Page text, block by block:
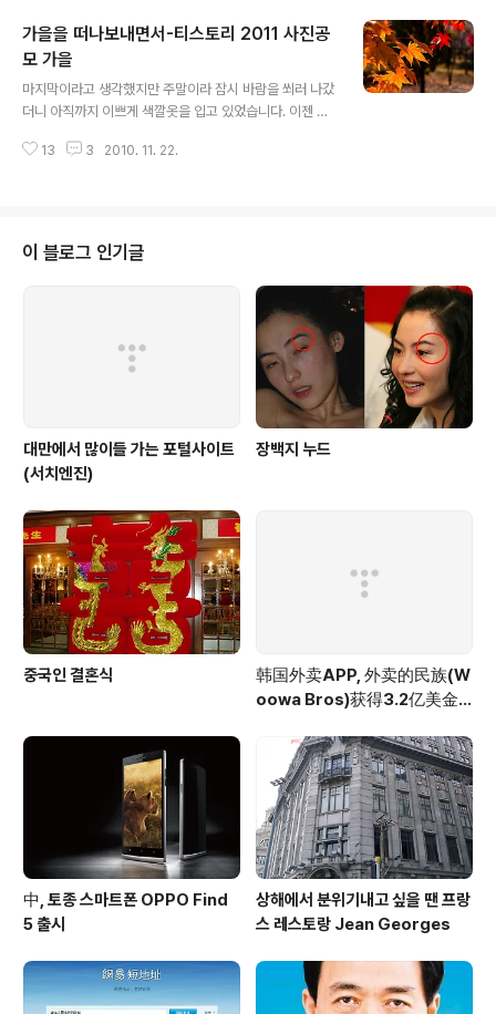
점에는 이쁘게 장식이 되어있으니 그걸로 족해..뭐 이런^^
이번 크리스마스는 화이트 크리스마스가 올까요? 크리스
마스날 눈이 내리면 좋긴 하겠지만, 내리는 그 순간은 '아
좋다' 라고 생각이 들겠지만 그 순간 좋지 그 다음날은 눈때
것 같습니다. 경남지방은 눈보기가 하늘에 별따기이니~
가을을 떠나보내면서-티스토리 2011 사진공
모 가을
마지막이라고 생각했지만 주말이라 잠시 바람을 쐬러 나갔
더니 아직까지 이쁘게 색깔옷을 입고 있었습니다. 이젠 낙
면 어느 순간 바닥으로 떨어질 걸 생각하니 아쉽기만 합니
노란 단풍잎도 있습니다. 그 사이에 있는 빠알간 단풍이 돋
보여서 한컷 담아봅니다.
13 3 2010. 11. 22.
이 블로그 인기글
대만에서 많이들 가는 포털사이트
(서치엔진)
장백지 누드
중국인 결혼식
韩国外卖APP, 外卖的民族(W
oowa Bros)获得3.2亿美金
中, 토종 스마트폰 OPPO Find
5 출시
상해에서 분위기내고 싶을 땐 프랑
스 레스토랑 Jean Georges